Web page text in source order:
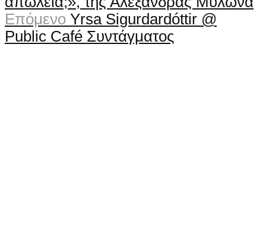
Επόμενο Yrsa Sigurdardóttir @
Public Café Συντάγματος